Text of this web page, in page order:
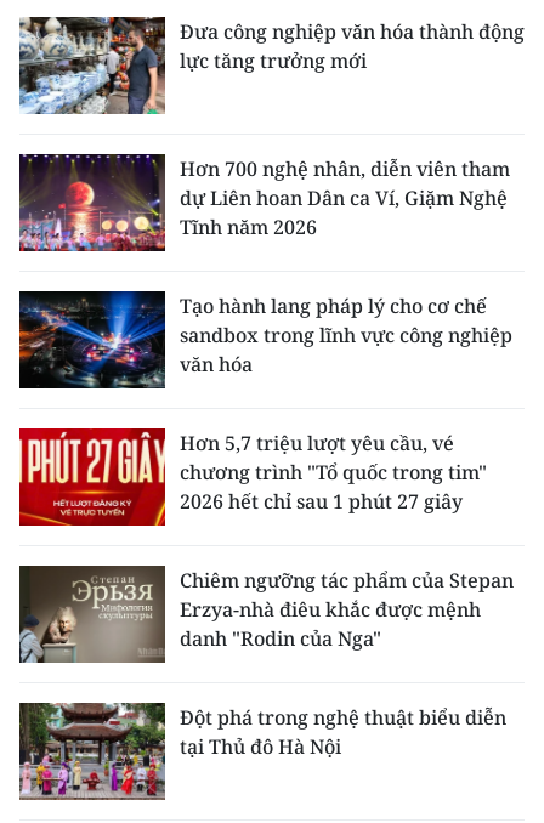
Đưa công nghiệp văn hóa thành động
lực tăng trưởng mới
Hơn 700 nghệ nhân, diễn viên tham
dự Liên hoan Dân ca Ví, Giặm Nghệ
Tĩnh năm 2026
Tạo hành lang pháp lý cho cơ chế
sandbox trong lĩnh vực công nghiệp
văn hóa
Hơn 5,7 triệu lượt yêu cầu, vé
chương trình "Tổ quốc trong tim"
2026 hết chỉ sau 1 phút 27 giây
Chiêm ngưỡng tác phẩm của Stepan
Erzya-nhà điêu khắc được mệnh
danh "Rodin của Nga"
Đột phá trong nghệ thuật biểu diễn
tại Thủ đô Hà Nội